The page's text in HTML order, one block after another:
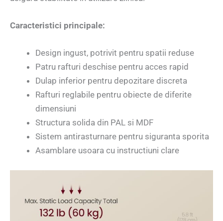
Caracteristici principale:
Design ingust, potrivit pentru spatii reduse
Patru rafturi deschise pentru acces rapid
Dulap inferior pentru depozitare discreta
Rafturi reglabile pentru obiecte de diferite
dimensiuni
Structura solida din PAL si MDF
Sistem antirasturnare pentru siguranta sporita
Asamblare usoara cu instructiuni clare